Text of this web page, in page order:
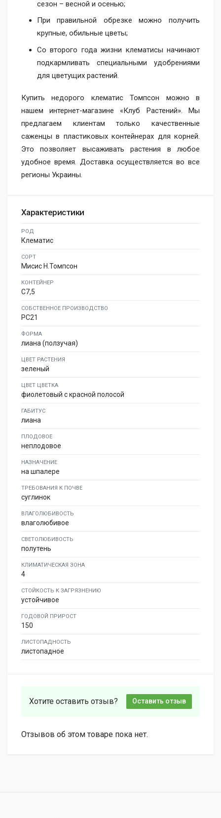
сезон – весной и осенью;
При правильной обрезке можно получить
крупные, обильные цветы;
Со второго года жизни клематисы начинают
подкармливать специальными удобрениями
для цветущих растений.
Купить недорого клематис Томпсон можно в
нашем интернет-магазине «Клуб Растений». Мы
предлагаем клиентам только качественные
саженцы в пластиковых контейнерах для корней.
Это позволяет высаживать растения в любое
удобное время. Доставка осуществляется во все
регионы Украины.
Характеристики
РОД
Клематис
СОРТ
Мисис Н.Томпсон
КОНТЕЙНЕР
C7,5
СОБСТВЕННОЕ ПРОИЗВОДСТВО
PC21
ФОРМА
лиана (ползучая)
ЦВЕТ РАСТЕНИЯ
зеленый
ЦВЕТ ЦВЕТКА
фиолетовый с красной полосой
ГАБИТУС
лиана
ПЛОДОВОЕ
неплодовое
НАЗНАЧЕНИЕ
на шпалере
ТРЕБОВАНИЯ К ПОЧВЕ
суглинок
ВЛАГОЛЮБИВОСТЬ
влаголюбивое
СВЕТОЛЮБИВОСТЬ
полутень
КЛИМАТИЧЕСКАЯ ЗОНА
4
СТОЙКОСТЬ К ЗАГРЯЗНЕНИЮ
устойчивое
ГОДОВОЙ ПРИРОСТ
150
ЛИСТОПАДНОСТЬ
листопадное
Хотите оставить отзыв? Оставить отзыв
Отзывов об этом товаре пока нет.